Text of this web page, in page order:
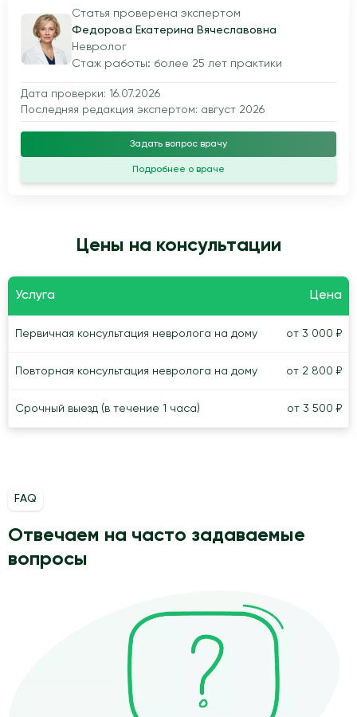
Статья проверена экспертом
Федорова Екатерина Вячеславовна
Невролог
Стаж работы: более 25 лет практики
Дата проверки: 16.07.2026
Последняя редакция экспертом: август 2026
Задать вопрос врачу
Подробнее о враче
Цены на консультации
Услуга Цена
Первичная консультация невролога на дому от 3 000 ₽
Повторная консультация невролога на дому от 2 800 ₽
Срочный выезд (в течение 1 часа) от 3 500 ₽
FAQ
Отвечаем на часто задаваемые
вопросы